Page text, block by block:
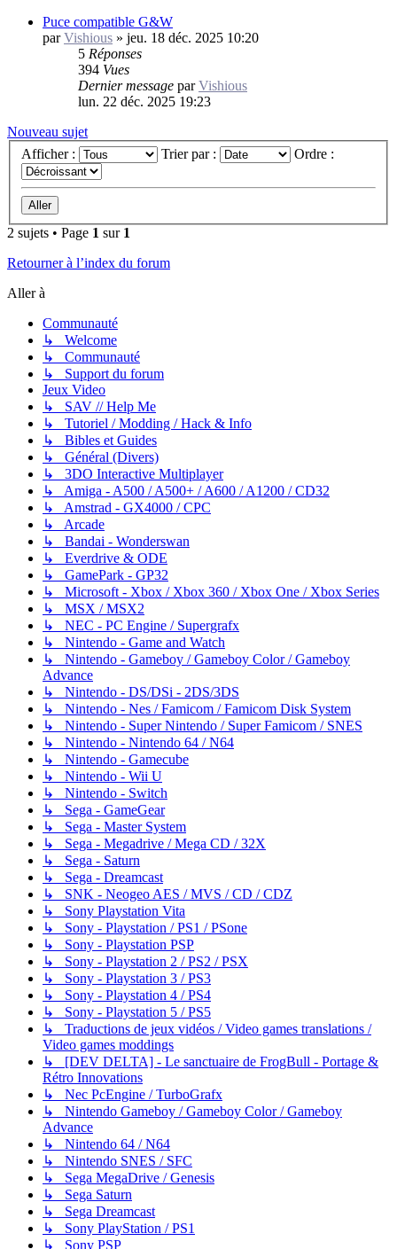
Puce compatible G&W
parVishious » jeu. 18 déc. 2025 10:20
5 Réponses
394 Vues
Dernier message parVishious
lun. 22 déc. 2025 19:23
Nouveau sujet
Afficher :
Trier par : Ordre :
2 sujets • Page 1 sur 1
Retourner à l’index du forum
Aller à
Communauté
↳ Welcome
↳ Communauté
↳ Support du forum
Jeux Video
↳ SAV // Help Me
↳ Tutoriel / Modding / Hack & Info
↳ Bibles et Guides
↳ Général (Divers)
↳ 3DO Interactive Multiplayer
↳ Amiga - A500 / A500+ / A600 / A1200 / CD32
↳ Amstrad - GX4000 / CPC
↳ Arcade
↳ Bandai - Wonderswan
↳ Everdrive & ODE
↳ GamePark - GP32
↳ Microsoft - Xbox / Xbox 360 / Xbox One / Xbox Series
↳ MSX / MSX2
↳ NEC - PC Engine / Supergrafx
↳ Nintendo - Game and Watch
↳ Nintendo - Gameboy / Gameboy Color / Gameboy
Advance
↳ Nintendo - DS/DSi - 2DS/3DS
↳ Nintendo - Nes / Famicom / Famicom Disk System
↳ Nintendo - Super Nintendo / Super Famicom / SNES
↳ Nintendo - Nintendo 64 / N64
↳ Nintendo - Gamecube
↳ Nintendo - Wii U
↳ Nintendo - Switch
↳ Sega - GameGear
↳ Sega - Master System
↳ Sega - Megadrive / Mega CD / 32X
↳ Sega - Saturn
↳ Sega - Dreamcast
↳ SNK - Neogeo AES / MVS / CD / CDZ
↳ Sony Playstation Vita
↳ Sony - Playstation / PS1 / PSone
↳ Sony - Playstation PSP
↳ Sony - Playstation 2 / PS2 / PSX
↳ Sony - Playstation 3 / PS3
↳ Sony - Playstation 4 / PS4
↳ Sony - Playstation 5 / PS5
↳ Traductions de jeux vidéos / Video games translations /
Video games moddings
↳ [DEV DELTA] - Le sanctuaire de FrogBull - Portage &
Rétro Innovations
↳ Nec PcEngine / TurboGrafx
↳ Nintendo Gameboy / Gameboy Color / Gameboy
Advance
↳ Nintendo 64 / N64
↳ Nintendo SNES / SFC
↳ Sega MegaDrive / Genesis
↳ Sega Saturn
↳ Sega Dreamcast
↳ Sony PlayStation / PS1
↳ Sony PSP